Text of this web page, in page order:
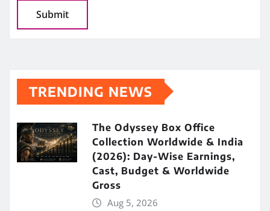
TRENDING NEWS
The Odyssey Box Office
Collection Worldwide & India
(2026): Day-Wise Earnings,
Cast, Budget & Worldwide
Gross
Aug 5, 2026